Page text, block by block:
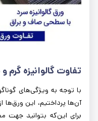
تفاوت گالوانیزه
با توجه به ویژگی‌های
آن‌ها پرداختیم، این ورق‌ها
برای این‌که بتوانید جهت